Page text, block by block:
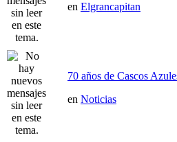
en Elgrancapitan
70 años de Cascos
en Noticias